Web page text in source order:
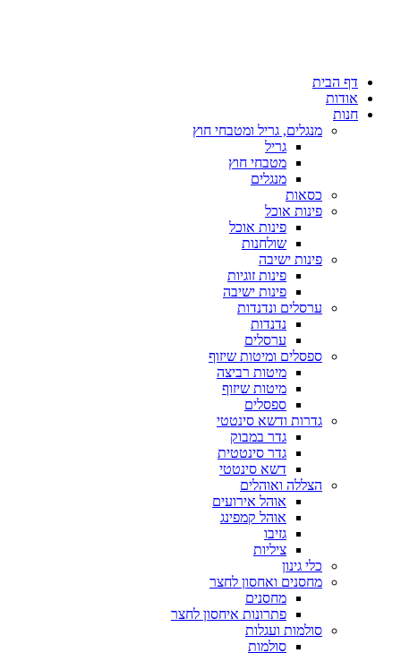
דף הבית
אודות
חנות
מנגלים, גריל ומטבחי חוץ
גריל
מטבחי חוץ
מנגלים
כסאות
פינות אוכל
פינות אוכל
שולחנות
פינות ישיבה
פינות זוגיות
פינות ישיבה
ערסלים ונדנדות
נדנדות
ערסלים
ספסלים ומיטות שיזוף
מיטות רביצה
מיטות שיזוף
ספסלים
גדרות ודשא סינטטי
גדר במבוק
גדר סינטטית
דשא סינטטי
הצללה ואוהלים
אוהל אירועים
אוהל קמפינג
גזיבו
ציליות
כלי גינון
מחסנים ואחסון לחצר
מחסנים
פתרונות איחסון לחצר
סולמות ועגלות
סולמות